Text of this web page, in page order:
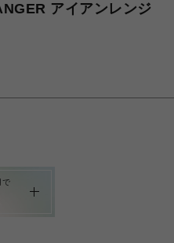
アイアンレンジ
で